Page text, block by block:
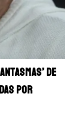
de
por